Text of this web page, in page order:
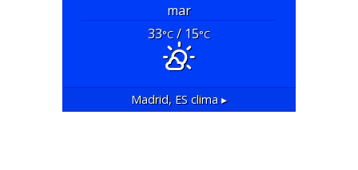
mar
33°C/ 15°C
Madrid, ES clima ▸